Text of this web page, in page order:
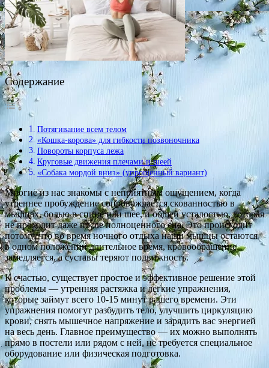
Содержание
Потягивание всем телом
«Кошка-корова» для гибкости позвоночника
Повороты корпуса лежа
Круговые движения плечами и шеей
«Собака мордой вниз» (упрощенный вариант)
Многие из нас знакомы с неприятным ощущением, когда
утреннее пробуждение сопровождается скованностью в
мышцах, болью в спине или шее, и общей усталостью, которая
не проходит даже после полноценного сна. Это происходит
потому, что во время ночного отдыха наши мышцы остаются
в одном положении длительное время, кровообращение
замедляется, а суставы теряют подвижность.
К счастью, существует простое и эффективное решение этой
проблемы — утренняя растяжка и легкие упражнения,
которые займут всего 10-15 минут вашего времени. Эти
упражнения помогут разбудить тело, улучшить циркуляцию
крови, снять мышечное напряжение и зарядить вас энергией
на весь день. Главное преимущество — их можно выполнять
прямо в постели или рядом с ней, не требуется специальное
оборудование или физическая подготовка.